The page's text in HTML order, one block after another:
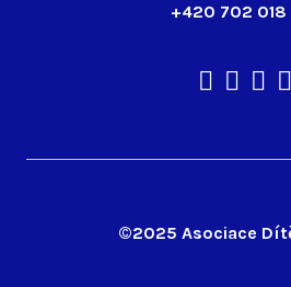
+420 702 018
©2025 Asociace